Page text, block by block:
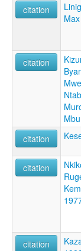
citation
citation
citation
citation
citation